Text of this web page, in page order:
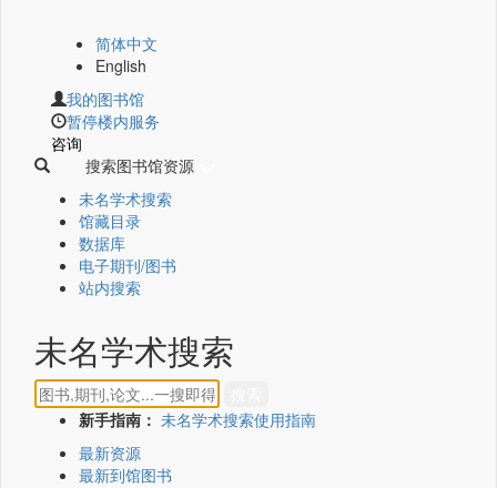
简体中文
English
我的图书馆
暂停楼内服务
咨询
搜索图书馆资源
未名学术搜索
馆藏目录
数据库
电子期刊/图书
站内搜索
未名学术搜索
新手指南： 未名学术搜索使用指南
最新资源
最新到馆图书